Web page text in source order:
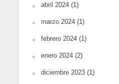
abril 2024(1)
marzo 2024(1)
febrero 2024(1)
enero 2024(2)
diciembre 2023(1)